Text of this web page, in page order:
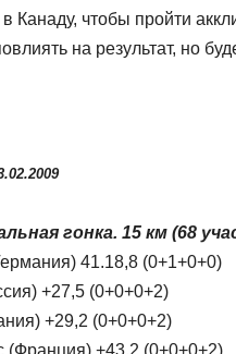
Канаду, чтобы пройти
на результат, но
гонка. 15 км (68
41.18,8 (0+1+0+0)
+27,5 (0+0+0+2)
+29,2 (0+0+0+2)
+43,2 (0+0+0+2)